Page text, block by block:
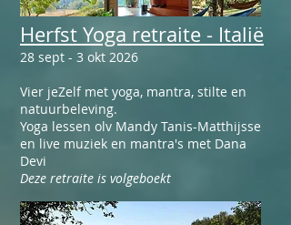
Herfst Yoga retraite - Italië
28 sept - 3 okt 2026
Vier jeZelf met yoga, mantra, stilte en
natuurbeleving.
Yoga lessen olv Mandy Tanis-Matthijsse
en live muziek en mantra's met Dana
Devi
Deze retraite is volgeboekt